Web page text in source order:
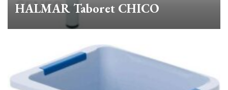
HALMAR Taboret CHICO